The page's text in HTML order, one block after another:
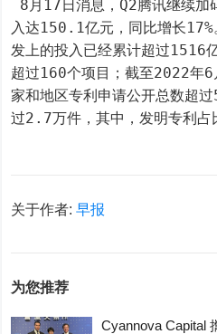
入达150.1亿元，同比增长
发上的投入已经累计超过1516
超过160个项目；截至2022年
家和地区专利申请公开总数超
过2.7万件，其中，发明专利占
关于作者:早报
为您推荐
Cyannova Capital